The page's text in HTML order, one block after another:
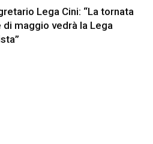
Lega Cini: “La tornata
maggio vedrà la Lega